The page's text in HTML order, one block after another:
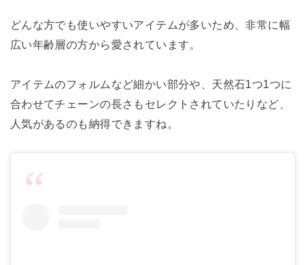
どんな方でも使いやすいアイテムが多いため、非常に幅
広い年齢層の方から愛されています。
アイテムのフォルムなど細かい部分や、天然石1つ1つに
合わせてチェーンの長さもセレクトされていたりなど、
人気があるのも納得できますね。